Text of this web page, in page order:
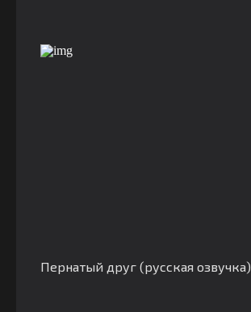
Пернатый друг (русская озвучка)